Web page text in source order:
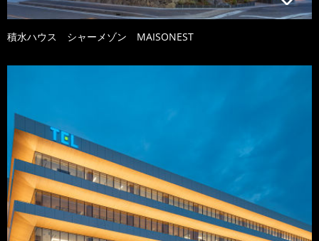
積水ハウス シャーメゾン MAISONEST